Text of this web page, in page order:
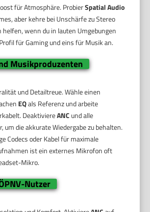
für Atmosphäre. ProbierSpatial Audio
aber kehre bei Unschärfe zu Stereo
helfen, wenn du in lauten Umgebungen
für Gaming und eins für Musik an.
Musikproduzenten
und Detailtreue. Wähle einen
EQals Referenz und arbeite
DeaktiviereANC und alle
um die akkurate Wiedergabe zu behalten.
Codecs oder Kabel für maximale
ist ein externes Mikrofon oft
Mikro.
Nutzer